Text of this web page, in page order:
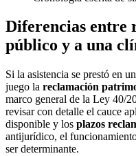
Diferencias entre
público y a una
Si la asistencia se prestó en un
juego la reclamación
marco general de la Ley 40/
revisar con detalle el cauce
disponible y los plazos
antijurídico, el
ser determinante.